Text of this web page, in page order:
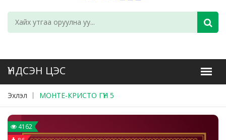
Эхлэл МОНТЕ-КРИСТО ГҮН 5
4162